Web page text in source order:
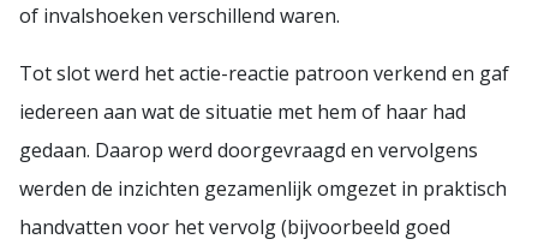
of invalshoeken verschillend waren.
Tot slot werd het actie-reactie patroon verkend en gaf
iedereen aan wat de situatie met hem of haar had
gedaan. Daarop werd doorgevraagd en vervolgens
werden de inzichten gezamenlijk omgezet in praktisch
handvatten voor het vervolg (bijvoorbeeld goed